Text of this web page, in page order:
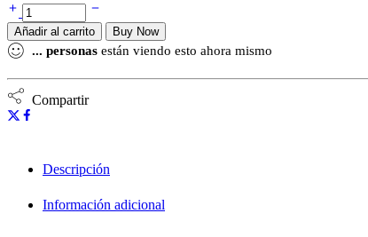
Añadir al carrito Buy Now
... personas están viendo esto ahora mismo
Compartir
Descripción
Información adicional